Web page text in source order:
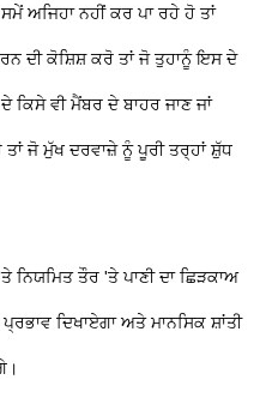
ਅਜਿਹਾ ਨਹੀਂ ਕਰ ਪਾ ਰਹੇ ਹੋ ਤਾਂ
ਦੀ ਕੋਸ਼ਿਸ਼ ਕਰੋ ਤਾਂ ਜੋ ਤੁਹਾਨੂੰ ਇਸ ਦੇ
ਵੀ ਮੈਂਬਰ ਦੇ ਬਾਹਰ ਜਾਣ ਜਾਂ
ਜੋ ਮੁੱਖ ਦਰਵਾਜ਼ੇ ਨੂੰ ਪੂਰੀ ਤਰ੍ਹਾਂ ਸ਼ੁੱਧ
ਤੌਰ 'ਤੇ ਪਾਣੀ ਦਾ ਛਿੜਕਾਅ
ਦਿਖਾਏਗਾ ਅਤੇ ਮਾਨਸਿਕ ਸ਼ਾਂਤੀ